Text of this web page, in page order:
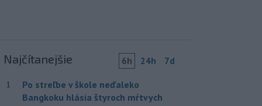
Najčítanejšie 6h 24h 7d
1
Po streľbe v škole neďaleko
Bangkoku hlásia štyroch mŕtvych